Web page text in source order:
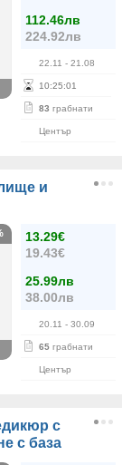
112.46лв
224.92лв
22.11 - 21.08
10:25:01
83 грабнати
Център
и
13.29€
19.43€
25.99лв
38.00лв
20.11 - 30.09
65 грабнати
Център
с
с база